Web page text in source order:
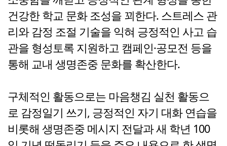
건강한 학교 문화 조성을 꾀한다. 스트레스 관
리와 감정 조절 기술을 익혀 긍정적인 사고 습
관을 형성토록 지원하고 캠페인·공모전 등을
통해 교내 생명존중 문화를 확산한다.
구체적인 활동으로는 마음챙김 실천 활동으
로 감정일기 쓰기, 긍정적인 자기 대화 연습을
비롯해 생명존중 메시지 전달과 새 학년 100